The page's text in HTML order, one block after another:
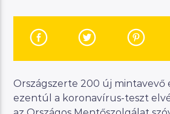
Manna FM
Országszerte 200 új mintavevő
ezentúl a koronavírus-teszt